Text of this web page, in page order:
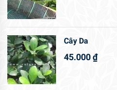
Cây Da
45.000₫